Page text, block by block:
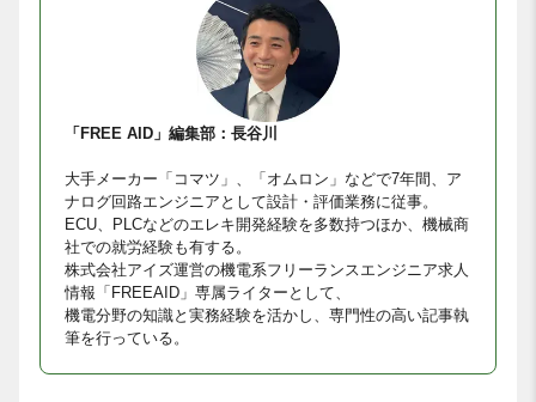
「FREE AID」編集部：長谷川
大手メーカー「コマツ」、「オムロン」などで7年間、ア
ナログ回路エンジニアとして設計・評価業務に従事。
ECU、PLCなどのエレキ開発経験を多数持つほか、機械商
社での就労経験も有する。
株式会社アイズ運営の機電系フリーランスエンジニア求人
情報「FREEAID」専属ライターとして、
機電分野の知識と実務経験を活かし、専門性の高い記事執
筆を行っている。